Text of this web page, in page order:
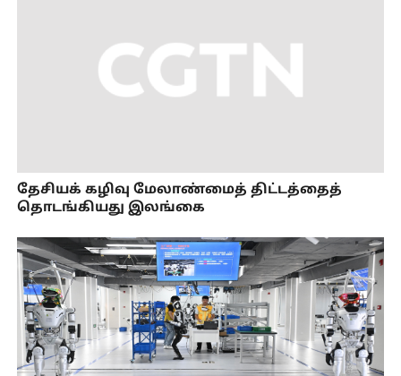
தேசியக் கழிவு மேலாண்மைத் திட்டத்தைத்
தொடங்கியது இலங்கை